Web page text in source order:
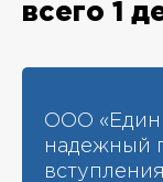
всего 1
ООО
надежный